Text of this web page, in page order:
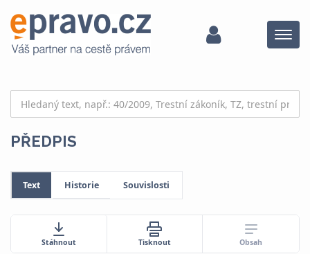
Menu
PŘEDPIS
Text Historie Souvislosti
Stáhnout Tisknout Obsah